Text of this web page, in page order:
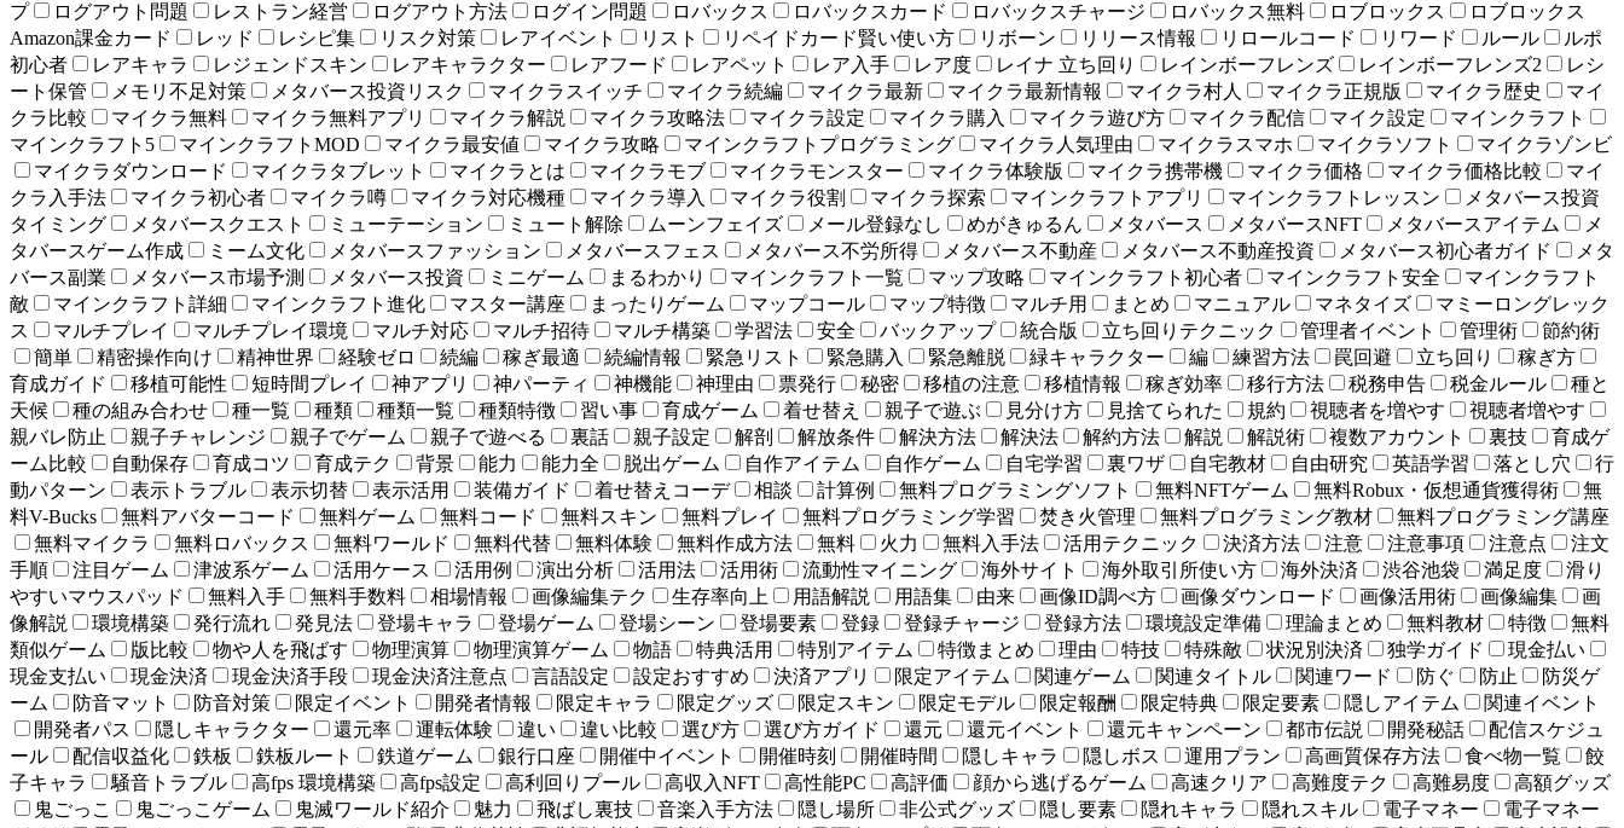
プ
ログアウト問題 レストラン経営 ログアウト方法 ログイン問題 ロバックス ロバックスカード ロバックスチャージ ロバックス無料 ロブロックス
ロブロックス
Amazon課金カード
レッド レシピ集 リスク対策 レアイベント リスト リペイドカード賢い使い方 リボーン リリース情報 リロールコード リワード ルール
ルポ
初心者
レアキャラ レジェンドスキン レアキャラクター レアフード レアペット レア入手 レア度 レイナ 立ち回り レインボーフレンズ レインボーフレンズ2
レシ
ート保管
メモリ不足対策 メタバース投資リスク マイクラスイッチ マイクラ続編 マイクラ最新 マイクラ最新情報 マイクラ村人 マイクラ正規版 マイクラ歴史
マイ
クラ比較
マイクラ無料 マイクラ無料アプリ マイクラ解説 マイクラ攻略法 マイクラ設定 マイクラ購入 マイクラ遊び方 マイクラ配信 マイク設定
マインクラフト
マインクラフト5
マインクラフトMOD マイクラ最安値 マイクラ攻略 マインクラフトプログラミング マイクラ人気理由 マイクラスマホ マイクラソフト
マイクラゾンビ
マイクラダウンロード
マイクラタブレット マイクラとは マイクラモブ マイクラモンスター マイクラ体験版 マイクラ携帯機 マイクラ価格 マイクラ価格比較
マイ
クラ入手法
マイクラ初心者 マイクラ噂 マイクラ対応機種 マイクラ導入 マイクラ役割 マイクラ探索 マインクラフトアプリ マインクラフトレッスン
メタバース投資
タイミング
メタバースクエスト ミューテーション ミュート解除 ムーンフェイズ メール登録なし めがきゅるん メタバース メタバースNFT メタバースアイテム
メ
タバースゲーム作成
ミーム文化 メタバースファッション メタバースフェス メタバース不労所得 メタバース不動産 メタバース不動産投資 メタバース初心者ガイド
メタ
バース副業
メタバース市場予測 メタバース投資 ミニゲーム まるわかり マインクラフト一覧 マップ攻略 マインクラフト初心者 マインクラフト安全
マインクラフト
敵
マインクラフト詳細 マインクラフト進化 マスター講座 まったりゲーム マップコール マップ特徴 マルチ用 まとめ マニュアル マネタイズ
マミーロングレック
ス
マルチプレイ マルチプレイ環境 マルチ対応 マルチ招待 マルチ構築 学習法 安全 バックアップ 統合版 立ち回りテクニック 管理者イベント 管理術
節約術
簡単
精密操作向け 精神世界 経験ゼロ 続編 稼ぎ最適 続編情報 緊急リスト 緊急購入 緊急離脱 緑キャラクター 編 練習方法 罠回避 立ち回り
稼ぎ方
育成ガイド
移植可能性 短時間プレイ 神アプリ 神パーティ 神機能 神理由 票発行 秘密 移植の注意 移植情報 稼ぎ効率 移行方法 税務申告 税金ルール
種と
天候
種の組み合わせ 種一覧 種類 種類一覧 種類特徴 習い事 育成ゲーム 着せ替え 親子で遊ぶ 見分け方 見捨てられた 規約 視聴者を増やす
視聴者増やす
親バレ防止
親子チャレンジ 親子でゲーム 親子で遊べる 裏話 親子設定 解剖 解放条件 解決方法 解決法 解約方法 解説 解説術 複数アカウント 裏技
育成ゲ
ーム比較
自動保存 育成コツ 育成テク 背景 能力 能力全 脱出ゲーム 自作アイテム 自作ゲーム 自宅学習 裏ワザ 自宅教材 自由研究 英語学習 落とし穴
行
動パターン
表示トラブル 表示切替 表示活用 装備ガイド 着せ替えコーデ 相談 計算例 無料プログラミングソフト 無料NFTゲーム 無料Robux・仮想通貨獲得術
無
料V-Bucks
無料アバターコード 無料ゲーム 無料コード 無料スキン 無料プレイ 無料プログラミング学習 焚き火管理 無料プログラミング教材
無料プログラミング講座
無料マイクラ
無料ロバックス 無料ワールド 無料代替 無料体験 無料作成方法 無料 火力 無料入手法 活用テクニック 決済方法 注意 注意事項 注意点
注文
手順
注目ゲーム 津波系ゲーム 活用ケース 活用例 演出分析 活用法 活用術 流動性マイニング 海外サイト 海外取引所使い方 海外決済 渋谷池袋 満足度
滑り
やすいマウスパッド
無料入手 無料手数料 相場情報 画像編集テク 生存率向上 用語解説 用語集 由来 画像ID調べ方 画像ダウンロード 画像活用術 画像編集
画
像解説
環境構築 発行流れ 発見法 登場キャラ 登場ゲーム 登場シーン 登場要素 登録 登録チャージ 登録方法 環境設定準備 理論まとめ 無料教材 特徴
無料
類似ゲーム
版比較 物や人を飛ばす 物理演算 物理演算ゲーム 物語 特典活用 特別アイテム 特徴まとめ 理由 特技 特殊敵 状況別決済 独学ガイド
現金払い
現金支払い
現金決済 現金決済手段 現金決済注意点 言語設定 設定おすすめ 決済アプリ 限定アイテム 関連ゲーム 関連タイトル 関連ワード 防ぐ 防止
防災ゲ
ーム
防音マット 防音対策 限定イベント 開発者情報 限定キャラ 限定グッズ 限定スキン 限定モデル 限定報酬 限定特典 限定要素 隠しアイテム
関連イベント
開発者パス
隠しキャラクター 還元率 運転体験 違い 違い比較 選び方 選び方ガイド 還元 還元イベント 還元キャンペーン 都市伝説 開発秘話
配信スケジュ
ール
配信収益化 鉄板 鉄板ルート 鉄道ゲーム 銀行口座 開催中イベント 開催時刻 開催時間 隠しキャラ 隠しボス 運用プラン 高画質保存方法 食べ物一覧
餃
子キャラ
騒音トラブル 高fps 環境構築 高fps設定 高利回りプール 高収入NFT 高性能PC 高評価 顔から逃げるゲーム 高速クリア 高難度テク 高難易度
高額グッズ
鬼ごっこ
鬼ごっこゲーム 鬼滅ワールド紹介 魅力 飛ばし裏技 音楽入手方法 隠し場所 非公式グッズ 隠し要素 隠れキャラ 隠れスキル 電子マネー
電子マネー